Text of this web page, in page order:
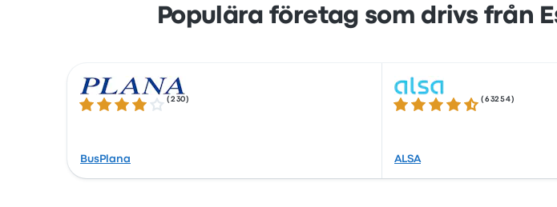
Populära företag som drivs från
4.1 ur 5 stjärnor( 230 )
BusPlana
4.3 ur 5 stjärnor( 63254 )
ALSA